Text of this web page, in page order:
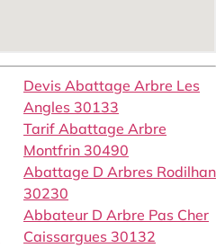
Devis Abattage Arbre Les
Angles 30133
Tarif Abattage Arbre
Montfrin 30490
Abattage D Arbres Rodilhan
30230
Abbateur D Arbre Pas Cher
Caissargues 30132